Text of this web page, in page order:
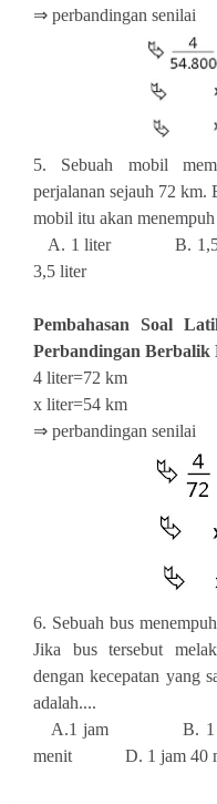
⇒ perbandingan senilai
5. Sebuah mobil
perjalanan sejauh 72 km.
mobil itu akan
A. 1 liter B.
3,5 liter
Pembahasan Soal
Perbandingan Berbalik
4 liter=72 km
x liter=54 km
⇒ perbandingan senilai
6. Sebuah bus
Jika bus tersebut
dengan kecepatan yang
adalah....
A.1 jam B. 1
menit D. 1 jam 40